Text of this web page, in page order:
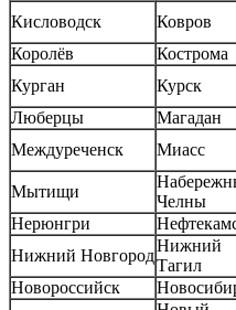
Кисловодск Ковров
Королёв
Кострома
Курган
Курск
Люберцы
Магадан
Междуреченск
Миасс
Мытищи
Челны
Нерюнгри
Нижний Новгород
Нижний
Тагил
Новороссийск